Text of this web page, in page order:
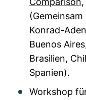
Konrad-
Buenos
Brasilien,
Spanien).
Workshop